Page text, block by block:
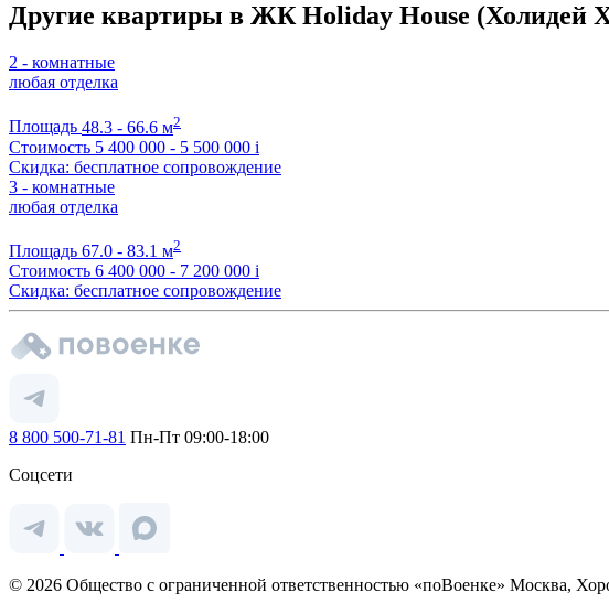
Другие квартиры в ЖК Holiday House (Холидей
2 - комнатные
любая отделка
Площадь 48.3 - 66.6 м2
Стоимость 5 400 000 - 5 500 000 i
Скидка: бесплатное сопровождение
3 - комнатные
любая отделка
Площадь 67.0 - 83.1 м2
Стоимость 6 400 000 - 7 200 000 i
Скидка: бесплатное сопровождение
8 800 500-71-81 Пн-Пт 09:00-18:00
Соцсети
© 2026 Общество с ограниченной ответственностью «поВоенке» Москва,